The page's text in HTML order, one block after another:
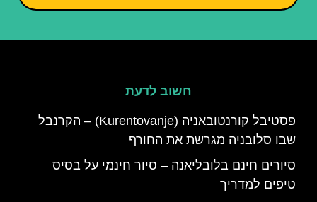
חשוב לדעת
פסטיבל קורנטובאניה (Kurentovanje) – הקרנבל
שבו סלובניה מגרשת את החורף
סיורים חינם בלובליאנה – סיור חינמי על בסיס
טיפים למדריך